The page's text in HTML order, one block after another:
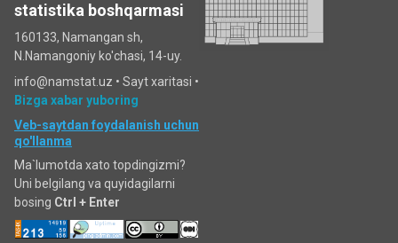
statistika boshqarmasi
160133, Namangan sh,
N.Namangoniy ko'chasi, 14-uy.
info@namstat.uz • Sayt xaritasi •
Bizga xabar yuboring
Veb-saytdan foydalanish uchun
qo'llanma
Ma`lumotda xato topdingizmi?
Uni belgilang va quyidagilarni
bosing Ctrl + Enter